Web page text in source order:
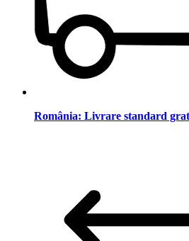
România: Livrare standard